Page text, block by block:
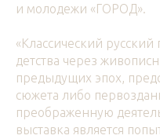
и молодежи «ГОРОД».
«Классический
детства через
предыдущих эпох,
сюжета либо
преображенную
выставка является